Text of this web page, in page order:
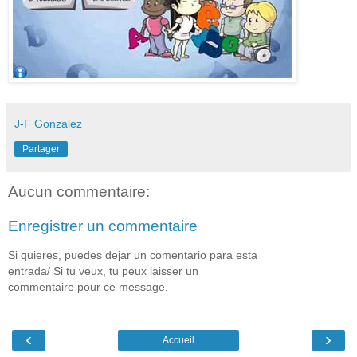
J-F Gonzalez
Partager
Aucun commentaire:
Enregistrer un commentaire
Si quieres, puedes dejar un comentario para esta
entrada/ Si tu veux, tu peux laisser un
commentaire pour ce message.
‹ ›
Accueil